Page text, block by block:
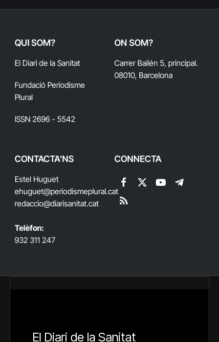
QUI SOM?
El Diari de la Sanitat
Fundació Periodisme
Plural
ISSN 2696 - 5542
ON SOM?
Carrer Bailén 5, principal.
08010, Barcelona
CONTACTA'NS
Estel Huguet
ehuguet@periodismeplural.cat
redaccio@diarisanitat.cat
Telèfon:
932 311 247
CONNECTA
Facebook
X
YouTubeTelegram
RSS